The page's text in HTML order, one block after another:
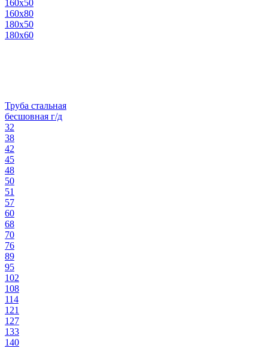
160х50
160х80
180х50
180х60
Труба стальная
бесшовная г/д
32
38
42
45
48
50
51
57
60
68
70
76
89
95
102
108
114
121
127
133
140